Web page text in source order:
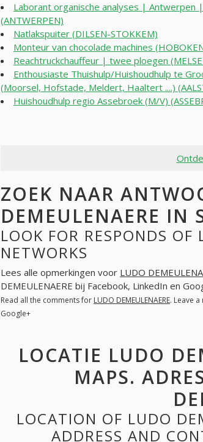
Laborant organische analyses | Antwerpen
(ANTWERPEN)
Natlakspuiter (DILSEN-STOKKEM)
Monteur van chocolade machines
Reachtruckchauffeur | twee ploegen
Enthousiaste Thuishulp/Huishoudhulp te
(Moorsel, Hofstade, Meldert, Haaltert ....)
Huishoudhulp regio Assebroek (M/V)
ZOEK NAAR
DEMEULENAERE IN
LOOK FOR RESPONDS
NETWORKS
Lees alle opmerkingen voor LUDO
DEMEULENAERE bij Facebook, LinkedIn en
Read all the comments for LUDO DEMEULENAERE. Leave
Google+
LOCATIE LUDO
MAPS.
LOCATION OF LUDO
ADDRESS AND